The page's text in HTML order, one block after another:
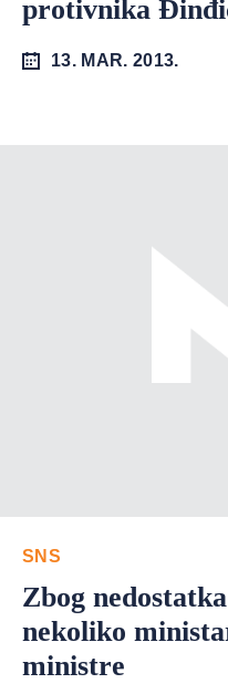
protivnika
13. MAR. 2013.
SNS
Zbog
nekoliko
ministre